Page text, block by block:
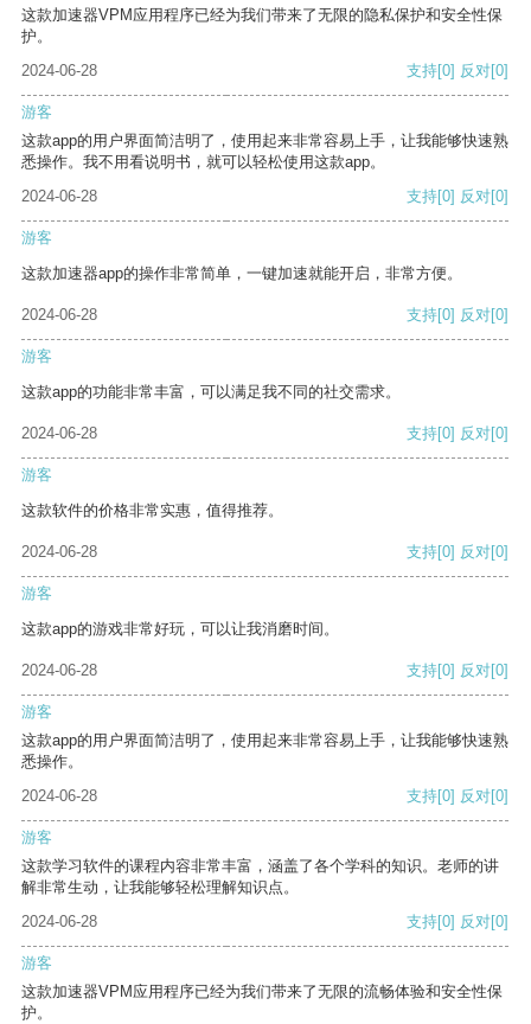
这款加速器VPM应用程序已经为我们带来了无限的隐私保护和安全性保
护。
2024-06-28
支持[0] 反对[0]
游客
这款app的用户界面简洁明了，使用起来非常容易上手，让我能够快速熟
悉操作。我不用看说明书，就可以轻松使用这款app。
2024-06-28
支持[0] 反对[0]
游客
这款加速器app的操作非常简单，一键加速就能开启，非常方便。
2024-06-28 支持[0] 反对[0]
游客
这款app的功能非常丰富，可以满足我不同的社交需求。
2024-06-28 支持[0] 反对[0]
游客
这款软件的价格非常实惠，值得推荐。
2024-06-28 支持[0] 反对[0]
游客
这款app的游戏非常好玩，可以让我消磨时间。
2024-06-28 支持[0] 反对[0]
游客
这款app的用户界面简洁明了，使用起来非常容易上手，让我能够快速熟
悉操作。
2024-06-28
支持[0] 反对[0]
游客
这款学习软件的课程内容非常丰富，涵盖了各个学科的知识。老师的讲
解非常生动，让我能够轻松理解知识点。
2024-06-28
支持[0] 反对[0]
游客
这款加速器VPM应用程序已经为我们带来了无限的流畅体验和安全性保
护。